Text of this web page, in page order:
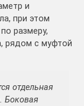
и
при этом
размеру,
рядом с муфтой
отдельная
Боковая